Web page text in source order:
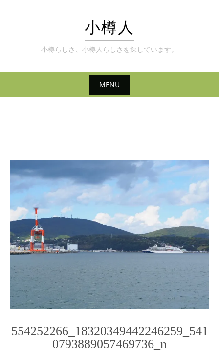
to
content
小樽人
小樽らしさ、小樽人らしさを探しています。
MENU
554252266_18320349442246259_541
0793889057469736_n